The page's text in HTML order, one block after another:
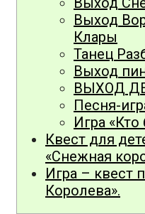
Выход
Клары
Танец
Выход
ВЫХОД
Песня-
Игра
Квест для
«Снежная
Игра – квест
Королева».